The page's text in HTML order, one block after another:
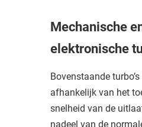
Mechanische
elektronische
Bovenstaande
afhankelijk van het
snelheid van de
nadeel van de